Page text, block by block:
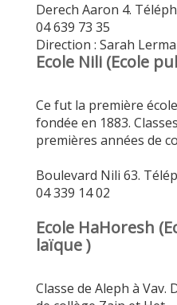
Derech Aaron 4.
04 639 73 35
Direction : Sarah
Ecole Nili (Ecole
Ce fut la première
fondée en 1883.
premières années de
Boulevard Nili 63.
04 339 14 02
Ecole HaHoresh
laïque )
Classe de Aleph à Vav.